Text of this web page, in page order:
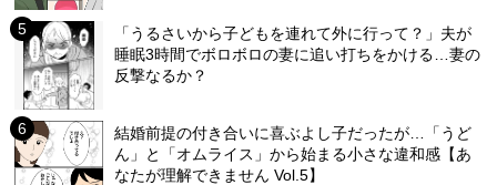
「うるさいから子どもを連れて外に行って？」夫が
睡眠3時間でボロボロの妻に追い打ちをかける…妻の
反撃なるか？
結婚前提の付き合いに喜ぶよし子だったが…「うど
ん」と「オムライス」から始まる小さな違和感【あ
なたが理解できません Vol.5】